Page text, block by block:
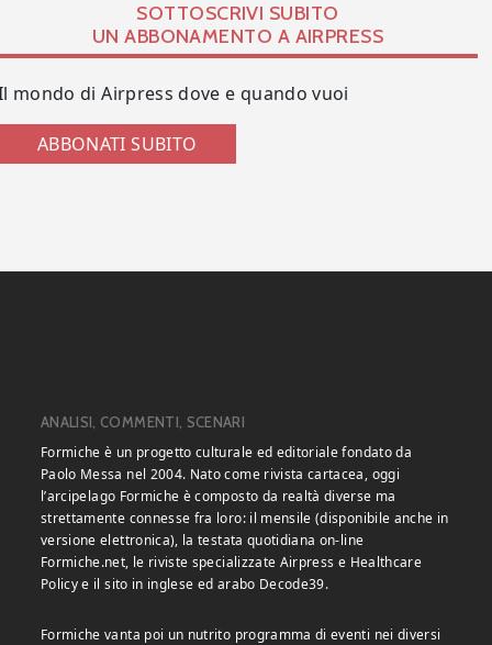
SOTTOSCRIVI SUBITO
UN ABBONAMENTO A AIRPRESS
mondo di Airpress dove e quando vuoi
ABBONATI SUBITO
ANALISI, COMMENTI, SCENARI
Formiche è un progetto culturale ed editoriale fondato da
Paolo Messa nel 2004. Nato come rivista cartacea, oggi
l’arcipelago Formiche è composto da realtà diverse ma
strettamente connesse fra loro: il mensile (disponibile anche in
versione elettronica), la testata quotidiana on-line
Formiche.net, le riviste specializzate Airpress e Healthcare
Policy e il sito in inglese ed arabo Decode39.
Formiche vanta poi un nutrito programma di eventi nei diversi